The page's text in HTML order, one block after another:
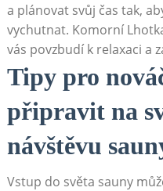
a plánovat svůj čas tak,
vychutnat. Komorní
vás povzbudí k relaxaci a
Tipy pro
připravit na
návštěvu
Vstup do světa sauny